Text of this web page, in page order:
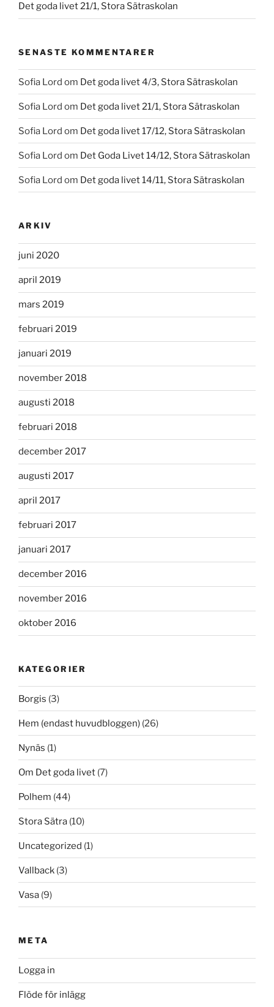
Det goda livet 21/1, Stora Sätraskolan
SENASTE KOMMENTARER
Sofia Lord om Det goda livet 4/3, Stora Sätraskolan
Sofia Lord om Det goda livet 21/1, Stora Sätraskolan
Sofia Lord om Det goda livet 17/12, Stora Sätraskolan
Sofia Lord om Det Goda Livet 14/12, Stora Sätraskolan
Sofia Lord om Det goda livet 14/11, Stora Sätraskolan
ARKIV
juni 2020
april 2019
mars 2019
februari 2019
januari 2019
november 2018
augusti 2018
februari 2018
december 2017
augusti 2017
april 2017
februari 2017
januari 2017
december 2016
november 2016
oktober 2016
KATEGORIER
Borgis (3)
Hem (endast huvudbloggen) (26)
Nynäs (1)
Om Det goda livet (7)
Polhem (44)
Stora Sätra (10)
Uncategorized (1)
Vallback (3)
Vasa (9)
META
Logga in
Flöde för inlägg